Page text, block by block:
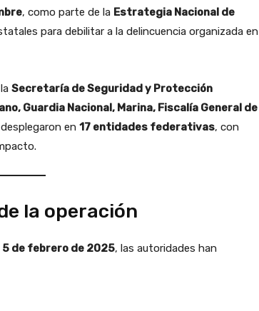
, como parte de la Estrategia Nacional de
para debilitar a la delincuencia organizada en
Secretaría de Seguridad y Protección
Guardia Nacional, Marina, Fiscalía General de
en 17 entidades federativas, con
la operación
5 de febrero de 2025, las autoridades han